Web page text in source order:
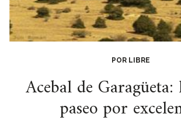
POR LIBRE
Acebal de
paseo por